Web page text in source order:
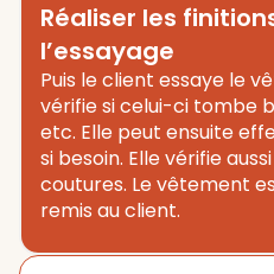
Réaliser les
l’essayage
Puis le client essaye le
vérifie si celui-ci tombe
etc. Elle peut ensuite
si besoin. Elle vérifie
coutures. Le vêtement
remis au client.